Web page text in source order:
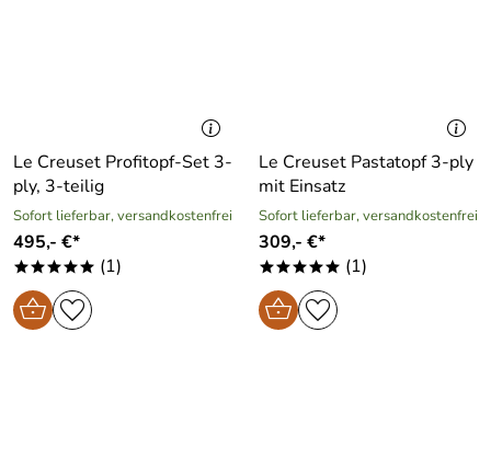
Le Creuset Profitopf-Set 3-
ply, 3-teilig
Sofort lieferbar, versandkostenfrei
495,- €*
***** (1)
Le Creuset Pastatopf 3-ply
mit Einsatz
Sofort lieferbar, versandkostenfrei
309,- €*
***** (1)